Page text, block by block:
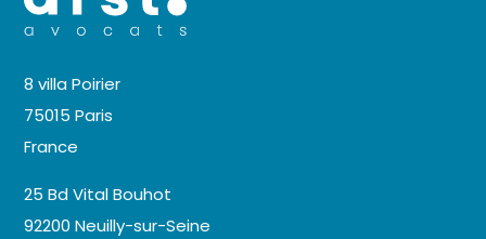
8 villa Poirier
75015 Paris
France
25 Bd Vital Bouhot
92200 Neuilly-sur-Seine